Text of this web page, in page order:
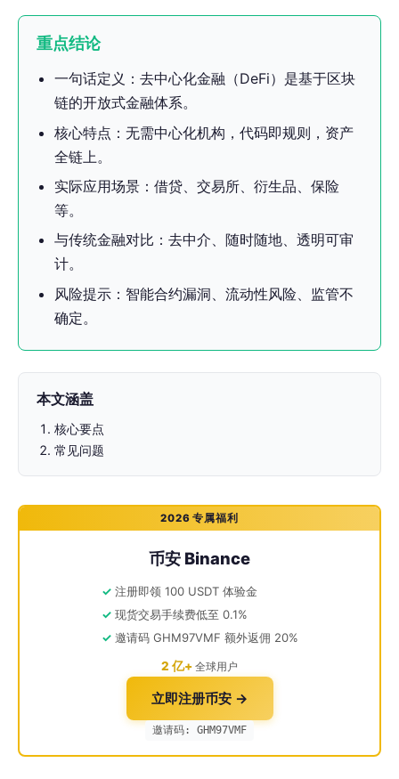
重点结论
一句话定义：去中心化金融（DeFi）是基于区块
链的开放式金融体系。
核心特点：无需中心化机构，代码即规则，资产
全链上。
实际应用场景：借贷、交易所、衍生品、保险
等。
与传统金融对比：去中介、随时随地、透明可审
计。
风险提示：智能合约漏洞、流动性风险、监管不
确定。
本文涵盖
核心要点
常见问题
2026 专属福利
币安 Binance
注册即领 100 USDT 体验金
现货交易手续费低至 0.1%
邀请码 GHM97VMF 额外返佣 20%
2 亿+ 全球用户
立即注册币安 →
邀请码: GHM97VMF